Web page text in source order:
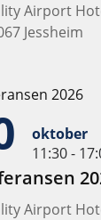
Airport
Jessheim
oktober
11:30 -
Airport